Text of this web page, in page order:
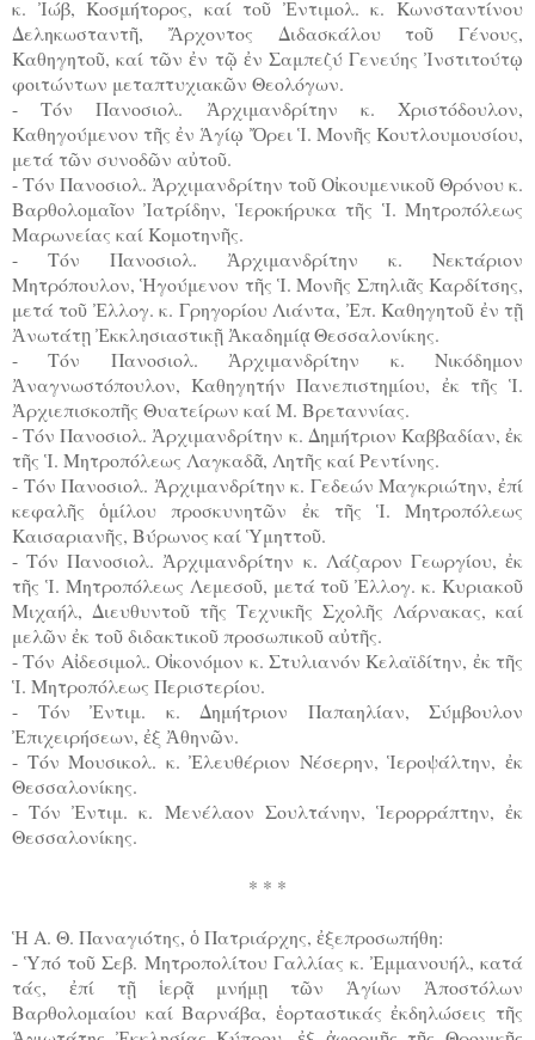
κ. Ἰώβ, Κοσμήτορος, καί τοῦ Ἐντιμολ. κ. Κωνσταντίνου
Δεληκωσταντῆ, Ἄρχοντος Διδασκάλου τοῦ Γένους,
Καθηγητοῦ, καί τῶν ἐν τῷ ἐν Σαμπεζύ Γενεύης Ἰνστιτούτῳ
φοιτώντων μεταπτυχιακῶν Θεολόγων.
- Τόν Πανοσιολ. Ἀρχιμανδρίτην κ. Χριστόδουλον,
Καθηγούμενον τῆς ἐν Ἁγίῳ Ὄρει Ἱ. Μονῆς Κουτλουμουσίου,
μετά τῶν συνοδῶν αὐτοῦ.
- Τόν Πανοσιολ. Ἀρχιμανδρίτην τοῦ Οἰκουμενικοῦ Θρόνου κ.
Βαρθολομαῖον Ἰατρίδην, Ἱεροκήρυκα τῆς Ἱ. Μητροπόλεως
Μαρωνείας καί Κομοτηνῆς.
- Τόν Πανοσιολ. Ἀρχιμανδρίτην κ. Νεκτάριον
Μητρόπουλον, Ἡγούμενον τῆς Ἱ. Μονῆς Σπηλιᾶς Καρδίτσης,
μετά τοῦ Ἐλλογ. κ. Γρηγορίου Λιάντα, Ἐπ. Καθηγητοῦ ἐν τῇ
Ἀνωτάτῃ Ἐκκλησιαστικῇ Ἀκαδημίᾳ Θεσσαλονίκης.
- Τόν Πανοσιολ. Ἀρχιμανδρίτην κ. Νικόδημον
Ἀναγνωστόπουλον, Καθηγητήν Πανεπιστημίου, ἐκ τῆς Ἱ.
Ἀρχιεπισκοπῆς Θυατείρων καί Μ. Βρεταννίας.
- Τόν Πανοσιολ. Ἀρχιμανδρίτην κ. Δημήτριον Καββαδίαν, ἐκ
τῆς Ἱ. Μητροπόλεως Λαγκαδᾶ, Λητῆς καί Ρεντίνης.
- Τόν Πανοσιολ. Ἀρχιμανδρίτην κ. Γεδεών Μαγκριώτην, ἐπί
κεφαλῆς ὁμίλου προσκυνητῶν ἐκ τῆς Ἱ. Μητροπόλεως
Καισαριανῆς, Βύρωνος καί Ὑμηττοῦ.
- Τόν Πανοσιολ. Ἀρχιμανδρίτην κ. Λάζαρον Γεωργίου, ἐκ
τῆς Ἱ. Μητροπόλεως Λεμεσοῦ, μετά τοῦ Ἐλλογ. κ. Κυριακοῦ
Μιχαήλ, Διευθυντοῦ τῆς Τεχνικῆς Σχολῆς Λάρνακας, καί
μελῶν ἐκ τοῦ διδακτικοῦ προσωπικοῦ αὐτῆς.
- Τόν Αἰδεσιμολ. Οἰκονόμον κ. Στυλιανόν Κελαϊδίτην, ἐκ τῆς
Ἱ. Μητροπόλεως Περιστερίου.
- Τόν Ἐντιμ. κ. Δημήτριον Παπαηλίαν, Σύμβουλον
Ἐπιχειρήσεων, ἐξ Ἀθηνῶν.
- Τόν Μουσικολ. κ. Ἐλευθέριον Νέσερην, Ἱεροψάλτην, ἐκ
Θεσσαλονίκης.
- Τόν Ἐντιμ. κ. Μενέλαον Σουλτάνην, Ἱερορράπτην, ἐκ
Θεσσαλονίκης.
* * *
Ἡ Α. Θ. Παναγιότης, ὁ Πατριάρχης, ἐξεπροσωπήθη:
- Ὑπό τοῦ Σεβ. Μητροπολίτου Γαλλίας κ. Ἐμμανουήλ, κατά
τάς, ἐπί τῇ ἱερᾷ μνήμῃ τῶν Ἁγίων Ἀποστόλων
Βαρθολομαίου καί Βαρνάβα, ἑορταστικάς ἐκδηλώσεις τῆς